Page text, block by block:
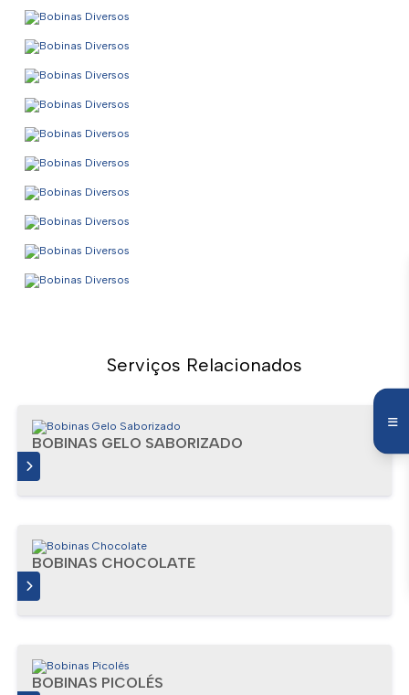
Serviços Relacionados
BOBINAS GELO SABORIZADO
BOBINAS CHOCOLATE
BOBINAS PICOLÉS